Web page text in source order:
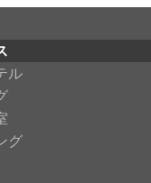
ル
グ